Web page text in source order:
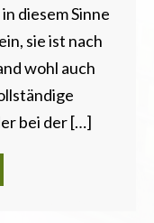
diesem Sinne
sie ist nach
wohl auch
bei der […]